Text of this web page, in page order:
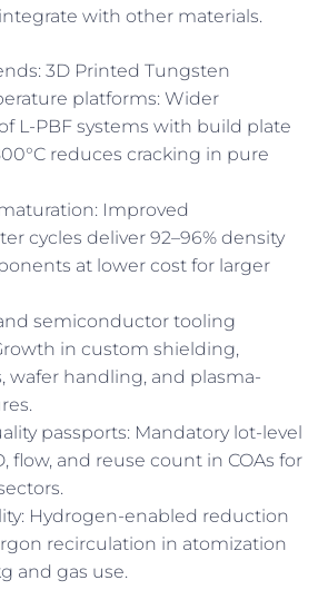
with other materials.
3D Printed Tungsten
platforms: Wider
L-PBF systems with build plate
reduces cracking in pure
Improved
cycles deliver 92–96% density
at lower cost for larger
semiconductor tooling
in custom shielding,
wafer handling, and plasma-
passports: Mandatory lot-level
flow, and reuse count in COAs for
Hydrogen-enabled reduction
recirculation in atomization
and gas use.